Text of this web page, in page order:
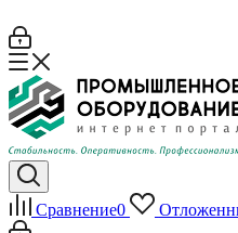
Сравнение0